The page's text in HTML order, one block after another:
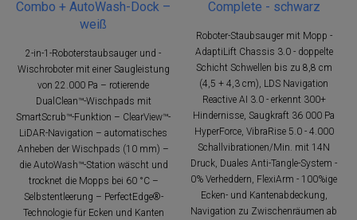
Combo + AutoWash-Dock –
weiß
2-in-1-Roboterstaubsauger und -
Wischroboter mit einer Saugleistung
von 22.000 Pa – rotierende
DualClean™-Wischpads mit
SmartScrub™-Funktion – ClearView™-
LiDAR-Navigation – automatisches
Anheben der Wischpads (10 mm) –
die AutoWash™-Station wäscht und
trocknet die Mopps bei 60 °C –
Selbstentleerung – PerfectEdge®-
Technologie für Ecken und Kanten
Complete - schwarz
Roboter-Staubsauger mit Mopp -
AdaptiLift Chassis 3.0 - doppelte
Schicht Schwellen bis zu 8,8 cm
(4,5 + 4,3 cm), LDS Navigation
Reactive AI 3.0 - erkennt 300+
Hindernisse, Saugkraft 36 000 Pa
HyperForce, VibraRise 5.0 - 4.000
Schallvibrationen/Min. mit 14N
Druck, Duales Anti-Tangle-System -
0% Verheddern, FlexiArm - 100%ige
Ecken- und Kantenabdeckung,
Navigation zu Zwischenräumen ab